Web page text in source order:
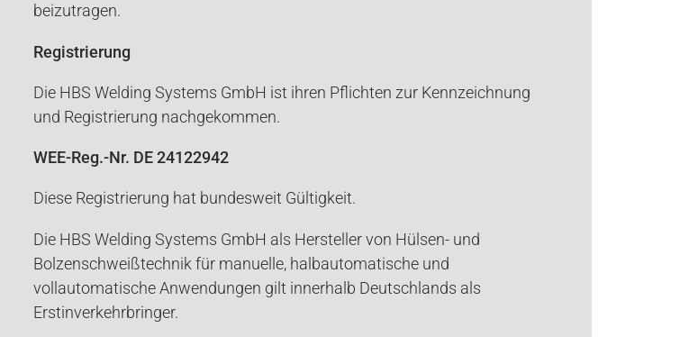
beizutragen.
Registrierung
Die HBS Welding Systems GmbH ist ihren Pflichten zur Kennzeichnung
und Registrierung nachgekommen.
WEE-Reg.-Nr. DE 24122942
Diese Registrierung hat bundesweit Gültigkeit.
Die HBS Welding Systems GmbH als Hersteller von Hülsen- und
Bolzenschweißtechnik für manuelle, halbautomatische und
vollautomatische Anwendungen gilt innerhalb Deutschlands als
Erstinverkehrbringer.